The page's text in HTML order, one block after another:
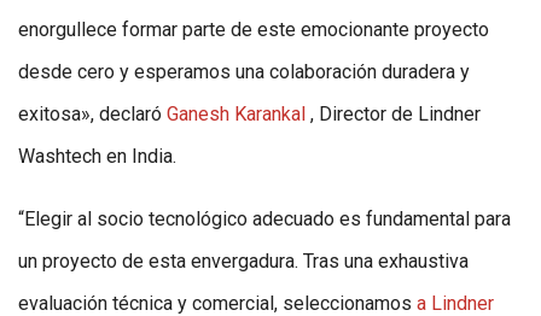
enorgullece formar parte de este emocionante proyecto
desde cero y esperamos una colaboración duradera y
exitosa», declaró Ganesh Karankal , Director de Lindner
Washtech en India.
“Elegir al socio tecnológico adecuado es fundamental para
un proyecto de esta envergadura. Tras una exhaustiva
evaluación técnica y comercial, seleccionamos a Lindner